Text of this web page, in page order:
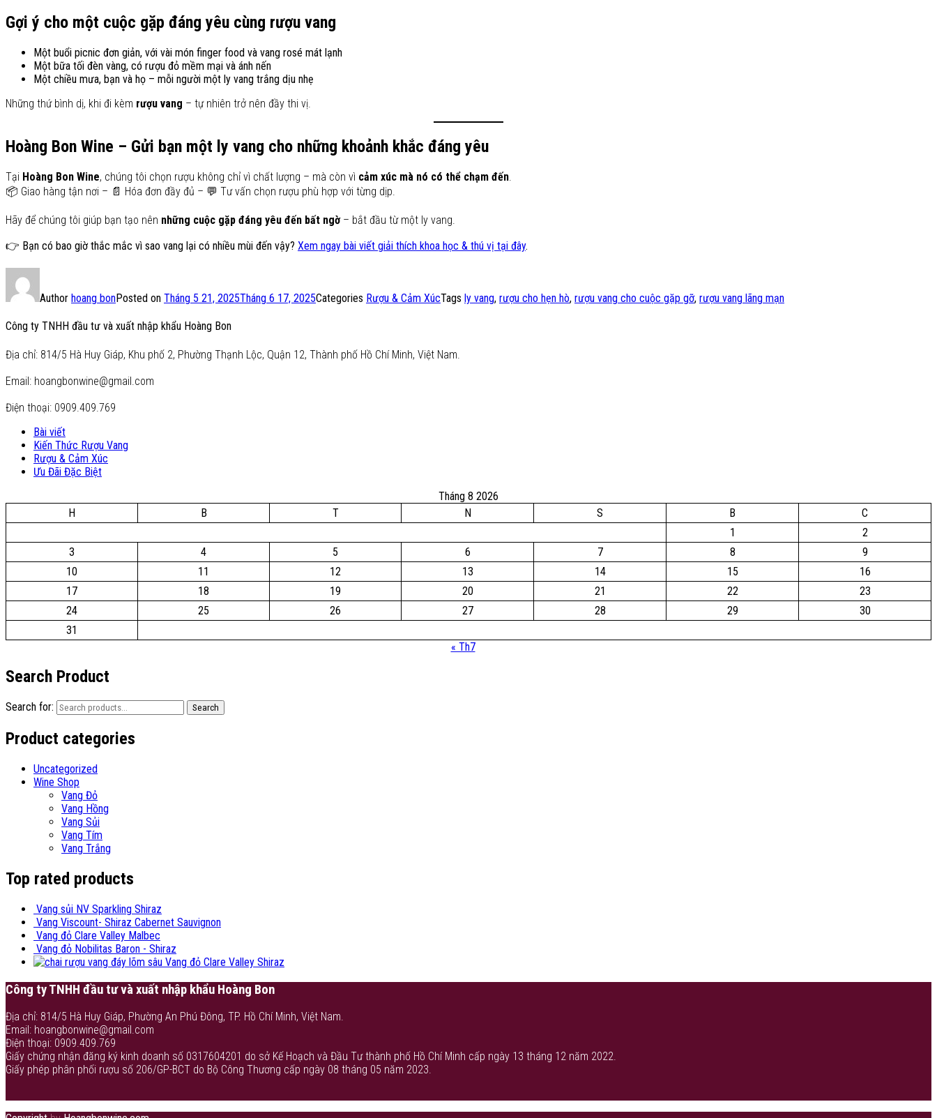
Gợi ý cho một cuộc gặp đáng yêu cùng rượu vang
Một buổi picnic đơn giản, với vài món finger food và vang rosé mát lạnh
Một bữa tối đèn vàng, có rượu đỏ mềm mại và ánh nến
Một chiều mưa, bạn và họ – mỗi người một ly vang trắng dịu nhẹ
Những thứ bình dị, khi đi kèm rượu vang – tự nhiên trở nên đầy thi vị.
Hoàng Bon Wine – Gửi bạn một ly vang cho những khoảnh khắc đáng yêu
Tại Hoàng Bon Wine, chúng tôi chọn rượu không chỉ vì chất lượng – mà còn vì cảm xúc mà nó có thể chạm đến.
📦 Giao hàng tận nơi – 📄 Hóa đơn đầy đủ – 💬 Tư vấn chọn rượu phù hợp với từng dịp.
Hãy để chúng tôi giúp bạn tạo nên những cuộc gặp đáng yêu đến bất ngờ – bắt đầu từ một ly vang.
👉 Bạn có bao giờ thắc mắc vì sao vang lại có nhiều mùi đến vậy? Xem ngay bài viết giải thích khoa học & thú vị tại đây.
Author hoang bonPosted on Tháng 5 21, 2025Tháng 6 17, 2025Categories Rượu & Cảm XúcTags ly vang, rượu cho hẹn hò, rượu vang cho cuộc gặp gỡ, rượu vang lãng mạn
Công ty TNHH đầu tư và xuất nhập khẩu Hoàng Bon
Địa chỉ: 814/5 Hà Huy Giáp, Khu phố 2, Phường Thạnh Lộc, Quận 12, Thành phố Hồ Chí Minh, Việt Nam.
Email: hoangbonwine@gmail.com
Điện thoại: 0909.409.769
Bài viết
Kiến Thức Rượu Vang
Rượu & Cảm Xúc
Ưu Đãi Đặc Biệt
Tháng 8 2026
H
B T N S B
C
1
2
3
4 5 6 7 8
9
10
11 12 13 14 15
16
17
18 19 20 21 22
23
24
25 26 27 28 29
30
31
« Th7
Search Product
Search for: Search
Product categories
Uncategorized
Wine Shop
Vang Đỏ
Vang Hồng
Vang Sủi
Vang Tím
Vang Trắng
Top rated products
Vang sủi NV Sparkling Shiraz
Vang Viscount- Shiraz Cabernet Sauvignon
Vang đỏ Clare Valley Malbec
Vang đỏ Nobilitas Baron - Shiraz
Vang đỏ Clare Valley Shiraz
Công ty TNHH đầu tư và xuất nhập khẩu Hoàng Bon
Địa chỉ: 814/5 Hà Huy Giáp, Phường An Phú Đông, TP. Hồ Chí Minh, Việt Nam.
Email: hoangbonwine@gmail.com
Điện thoại: 0909.409.769
Giấy chứng nhận đăng ký kinh doanh số 0317604201 do sở Kế Hoạch và Đầu Tư thành phố Hồ Chí Minh cấp ngày 13 tháng 12 năm 2022.
Giấy phép phân phối rượu số 206/GP-BCT do Bộ Công Thương cấp ngày 08 tháng 05 năm 2023.